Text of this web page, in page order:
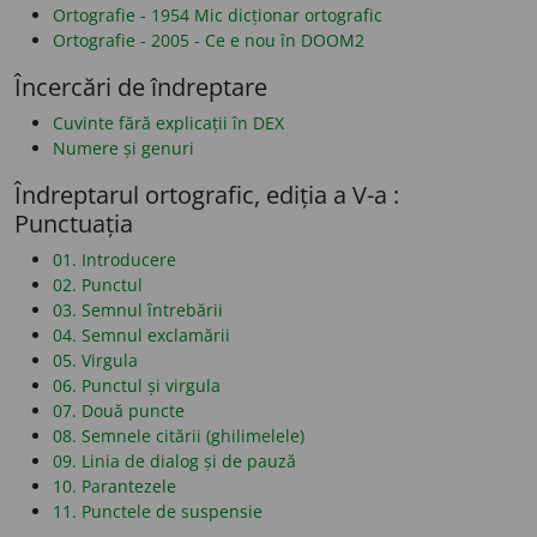
Ortografie - 1954 Mic dicționar ortografic
Ortografie - 2005 - Ce e nou în DOOM2
Încercări de îndreptare
Cuvinte fără explicații în DEX
Numere și genuri
Îndreptarul ortografic, ediția a V-a :
Punctuația
01. Introducere
02. Punctul
03. Semnul întrebării
04. Semnul exclamării
05. Virgula
06. Punctul și virgula
07. Două puncte
08. Semnele citării (ghilimelele)
09. Linia de dialog și de pauză
10. Parantezele
11. Punctele de suspensie